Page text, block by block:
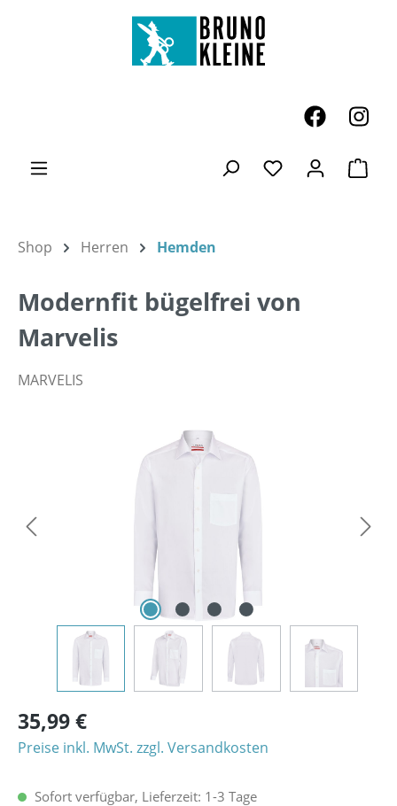
Zum Hauptinhalt springen
Du hast 0
Shop Herren Hemden
Modernfit bügelfrei von
Marvelis
MARVELIS
Bildergalerie überspringen
35,99 €
Preise inkl. MwSt. zzgl. Versandkosten
Sofort verfügbar, Lieferzeit: 1-3 Tage